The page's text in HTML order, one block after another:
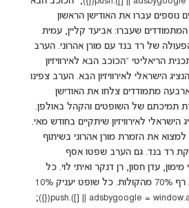
נוספים עברו את האודישן הראשון
שעברו: אביעד קליין, עמית
של רד בנד עם מורן אהרוני. הערב
הריאליטי "הכוכב הבא לאירוויזיון
הישראלי לאירוויזיון הבא. הערב צפינו
מתמודדים צלחו את האודישן
תמיכתם של השופטים והקהל באולפן.
לאירוויזיון שיתקיים בחודש מאי.
למצוא את הזמרת מורן אהרוני בשיתוף
רד בנד. גם הערב שפטו אסף
עדן חסון, רן דנקר ואיתי לוי. כל
מתמודד יצטרך לעבור את רף 70% מהקולות. כל שופט יעניק 10%
מההצבעה. (adsbygoogle = window.adsbygoogle || []).push({});